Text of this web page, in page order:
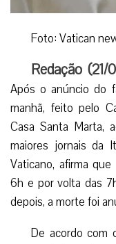
Foto: Vatican
Redação (21/
Após o anúncio do
manhã, feito pelo
Casa Santa Marta,
maiores jornais da
Vaticano, afirma
6h e por volta das
depois, a morte foi
De acordo com